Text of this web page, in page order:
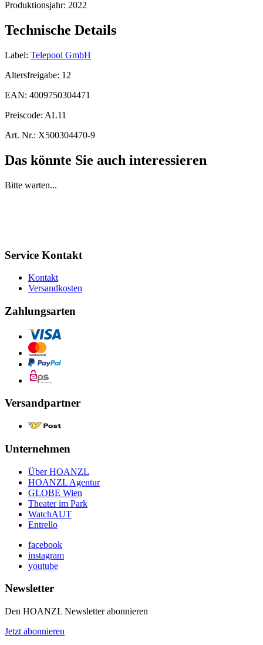
Produktionsjahr: 2022
Technische Details
Label: Telepool GmbH
Altersfreigabe: 12
EAN: 4009750304471
Preiscode: AL11
Art. Nr.: X500304470-9
Das könnte Sie auch interessieren
Bitte warten...
Service Kontakt
Kontakt
Versandkosten
Zahlungsarten
Versandpartner
Unternehmen
Über HOANZL
HOANZL Agentur
GLOBE Wien
Theater im Park
WatchAUT
Entrello
facebook
instagram
youtube
Newsletter
Den HOANZL Newsletter abonnieren
Jetzt abonnieren